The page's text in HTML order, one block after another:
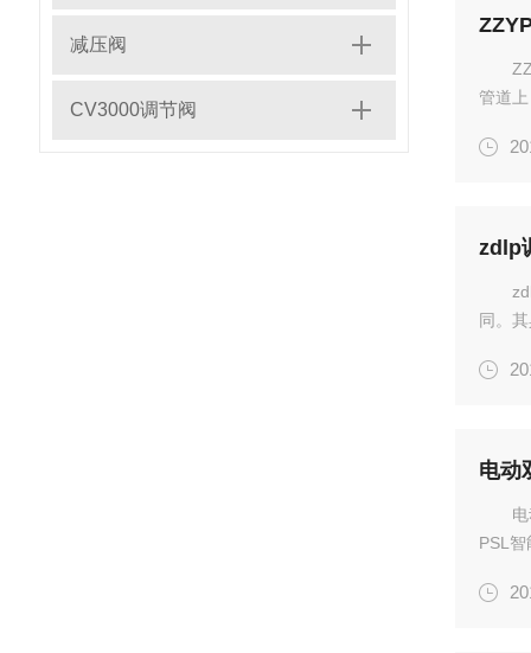
减压阀
CV3000调节阀
管道
结焦
zdlp
同。
是经
电动
PSL
一体